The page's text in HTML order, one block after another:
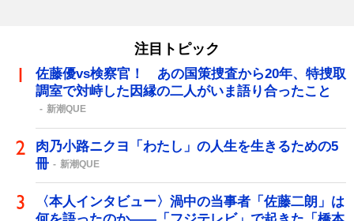
注目トピック
佐藤優vs検察官！ あの国策捜査から20年、特捜取
調室で対峙した因縁の二人がいま語り合ったこと
新潮QUE
肉乃小路ニクヨ「わたし」の人生を生きるための5
冊
新潮QUE
〈本人インタビュー〉渦中の当事者「佐藤二朗」は